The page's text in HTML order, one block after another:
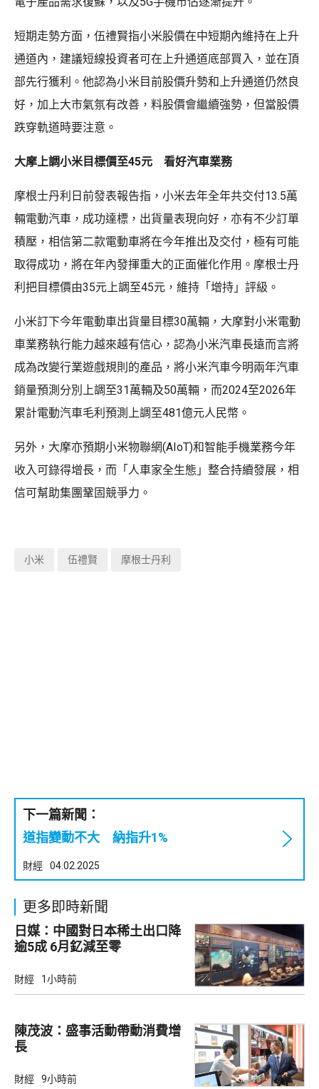
短期走勢方面，伍禮賢指小米股價在中短期內維持在上升
通道內，建議短線投資者可在上升通道底部買入，並在頂
部先行獲利。他認為小米目前股價升勢和上升通道仍然良
好，加上大市氣氛有改善，料股價會繼續強勢，但當股價
跌穿軌道時要注意。
大摩上調小米目標價至45元 看好汽車業務
摩根士丹利日前發表報告指，小米去年全年共交付13.5萬
輛電動汽車，成功達標，出貨量表現向好，亦有不少訂單
積壓，相信第二款電動車將在今年推出及交付，極有可能
取得成功，將在年內發揮重大的正面催化作用。摩根士丹
利把目標價由35元上調至45元，維持「增持」評級。
小米訂下今年電動車出貨量目標30萬輛，大摩對小米電動
車業務執行能力越來越有信心，認為小米汽車長遠而言將
成為改變行業遊戲規則的產品，將小米汽車今明兩年汽車
銷量預測分別上調至31萬輛及50萬輛，而2024至2026年
累計電動汽車毛利預測上調至481億元人民幣。
另外，大摩亦預期小米物聯網(AIoT)和智能手機業務今年
收入可錄得增長，而「人車家全生態」整合持續發展，相
信可幫助集團鞏固競爭力。
小米 伍禮賢 摩根士丹利
下一篇新聞：
道指變動不大 納指升1%
財經 04.02.2025
更多即時新聞
日媒：中國對日本稀土出口降
逾5成 6月釔減至零
財經 1小時前
陳茂波：盛事活動帶動消費增
長
財經 9小時前